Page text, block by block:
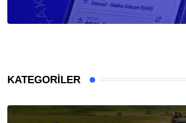
KATEGORILER